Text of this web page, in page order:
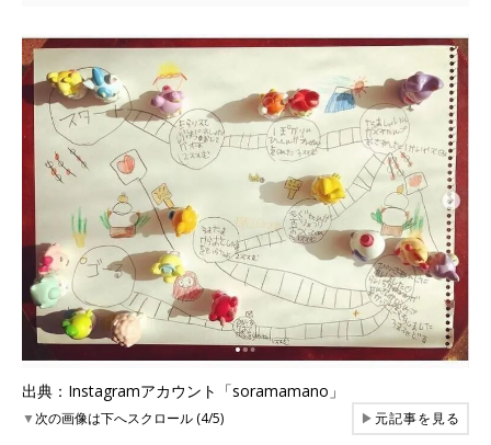
出典：Instagramアカウント「soramamano」
▼次の画像は下へスクロール (4/5) ▶元記事を見る